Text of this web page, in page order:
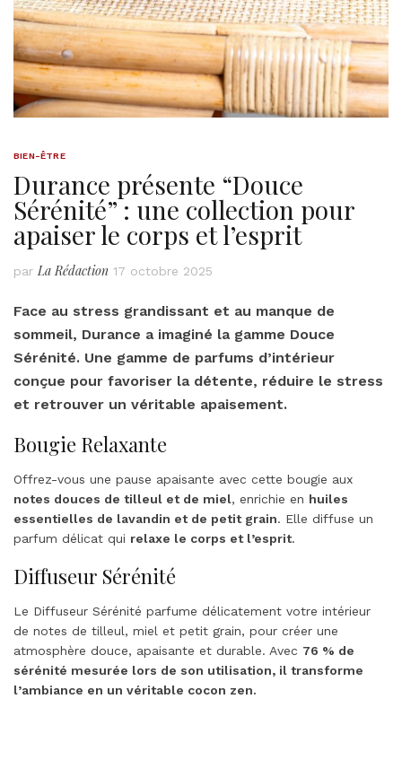
BIEN-ÊTRE
Durance présente “Douce
Sérénité” : une collection pour
apaiser le corps et l’esprit
parLa Rédaction 17 octobre 2025
Face au stress grandissant et au manque de
sommeil, Durance a imaginé la gamme Douce
Sérénité. Une gamme de parfums d’intérieur
conçue pour favoriser la détente, réduire le stress
et retrouver un véritable apaisement.
Bougie Relaxante
Offrez-vous une pause apaisante avec cette bougie aux
notes douces de tilleul et de miel, enrichie en huiles
essentielles de lavandin et de petit grain. Elle diffuse un
parfum délicat qui relaxe le corps et l’esprit.
Diffuseur Sérénité
Le Diffuseur Sérénité parfume délicatement votre intérieur
de notes de tilleul, miel et petit grain, pour créer une
atmosphère douce, apaisante et durable. Avec 76 % de
sérénité mesurée lors de son utilisation, il transforme
l’ambiance en un véritable cocon zen.